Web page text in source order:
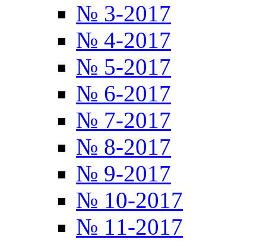
№ 3-2017
№ 4-2017
№ 5-2017
№ 6-2017
№ 7-2017
№ 8-2017
№ 9-2017
№ 10-2017
№ 11-2017